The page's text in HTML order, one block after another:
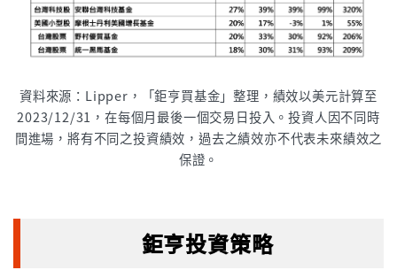
資料來源：Lipper，「鉅亨買基金」整理，績效以美元計算至
2023/12/31，在每個月最後一個交易日投入。投資人因不同時
間進場，將有不同之投資績效，過去之績效亦不代表未來績效之
保證。
鉅亨投資策略